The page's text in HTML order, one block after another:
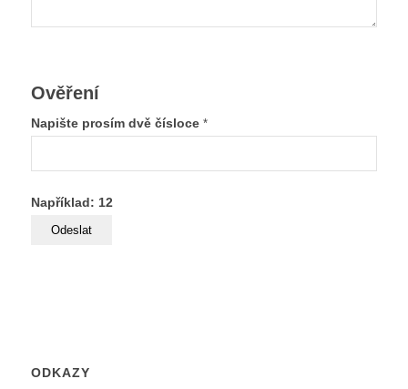
Ověření
Napište prosím dvě čísloce *
Například: 12
ODKAZY